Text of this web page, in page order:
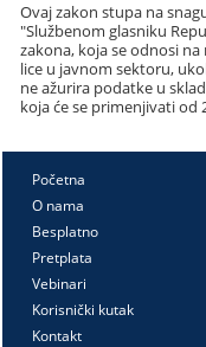
Ovaj zakon stupa na
"Službenom glasniku
zakona, koja se odnosi
lice u javnom sektoru,
ne ažurira podatke u
koja će se primenjivati od
Početna
O nama
Besplatno
Pretplata
Vebinari
Korisnički kutak
Kontakt